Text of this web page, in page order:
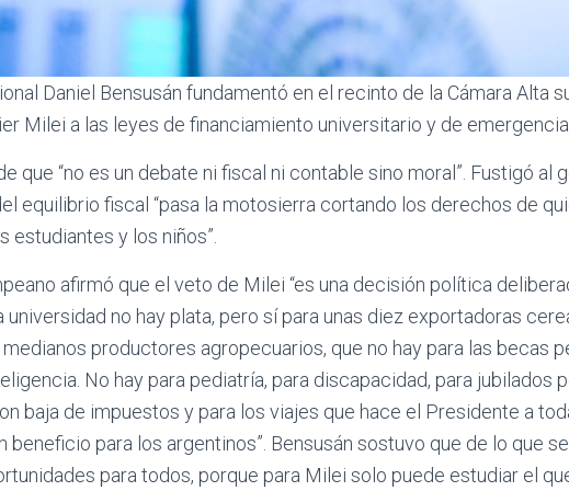
Daniel Bensusán fundamentó en el recinto de la Cámara Alta
Milei a las leyes de financiamiento universitario y de
que “no es un debate ni fiscal ni contable sino moral”. Fustigó al
equilibrio fiscal “pasa la motosierra cortando los derechos de
estudiantes y los niños”.
afirmó que el veto de Milei “es una decisión política
universidad no hay plata, pero sí para unas diez exportadoras
medianos productores agropecuarios, que no hay para las becas
No hay para pediatría, para discapacidad, para jubilados
baja de impuestos y para los viajes que hace el Presidente a
beneficio para los argentinos”. Bensusán sostuvo que de lo que
para todos, porque para Milei solo puede estudiar el